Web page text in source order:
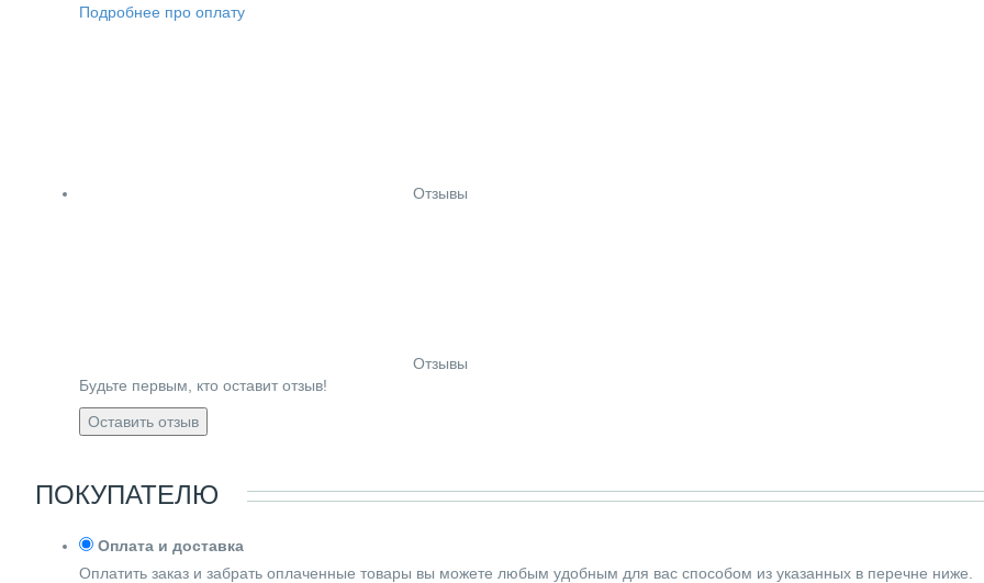
Подробнее про оплату
Отзывы
Отзывы
Будьте первым, кто оставит отзыв!
Оставить отзыв
ПОКУПАТЕЛЮ
Оплата и доставка
Оплатить заказ и забрать оплаченные товары вы можете любым удобным для вас способом из указанных в перечне ниже.